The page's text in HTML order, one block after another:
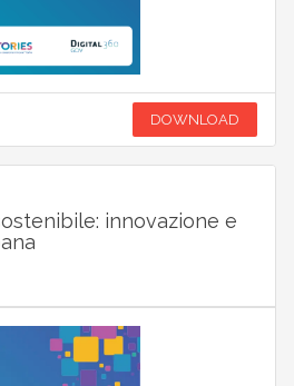
DOWNLOAD
innovazione e